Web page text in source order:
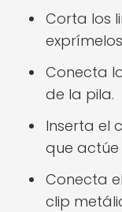
Corta los
Conecta
de la pila.
Inserta el
que
Conecta
clip